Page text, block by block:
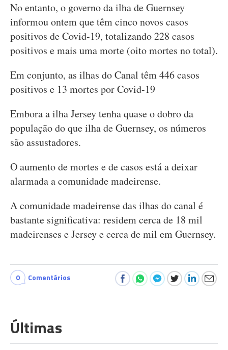
No entanto, o governo da ilha de Guernsey
informou ontem que têm cinco novos casos
positivos de Covid-19, totalizando 228 casos
positivos e mais uma morte (oito mortes no total).
Em conjunto, as ilhas do Canal têm 446 casos
positivos e 13 mortes por Covid-19
Embora a ilha Jersey tenha quase o dobro da
população do que ilha de Guernsey, os números
são assustadores.
O aumento de mortes e de casos está a deixar
alarmada a comunidade madeirense.
A comunidade madeirense das ilhas do canal é
bastante significativa: residem cerca de 18 mil
madeirenses e Jersey e cerca de mil em Guernsey.
0 Comentários
Últimas